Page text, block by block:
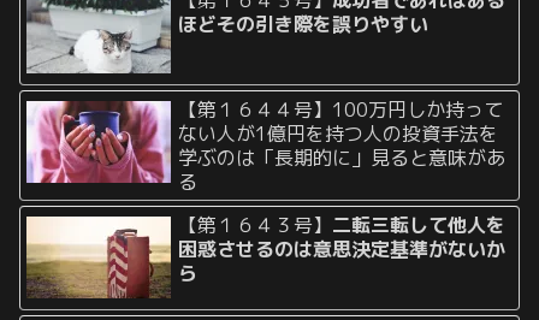
ほどその引き際を誤りやすい
【第１６４４号】100万円しか持って
ない人が1億円を持つ人の投資手法を
学ぶのは「長期的に」見ると意味があ
る
【第１６４３号】 二転三転して他人を
困惑させるのは意思決定基準がないか
ら